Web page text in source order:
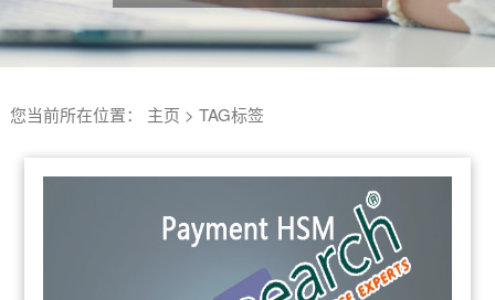
您当前所在位置： 主页 > TAG标签